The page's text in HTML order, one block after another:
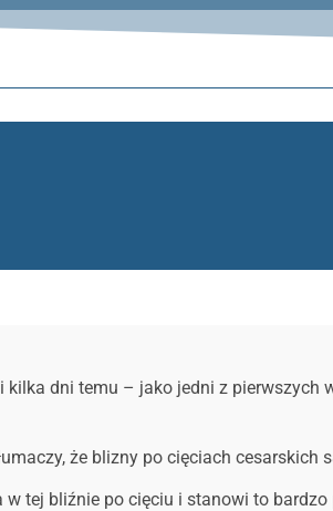
dni temu – jako jedni z
że blizny po cięciach
tej bliźnie po cięciu i stanowi to